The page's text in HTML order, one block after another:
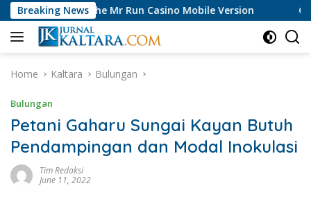
Skip
to
content
Breaking News
of the Mr Run Casino Mobile Version Garrison Bet
Home Kaltara Bulungan
Bulungan
Petani Gaharu Sungai Kayan Butuh
Pendampingan dan Modal Inokulasi
Tim Redaksi
June 11, 2022